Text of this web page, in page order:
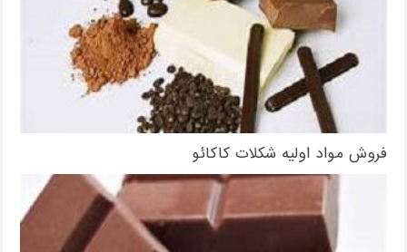
فروش مواد اولیه شکلات کاکائو